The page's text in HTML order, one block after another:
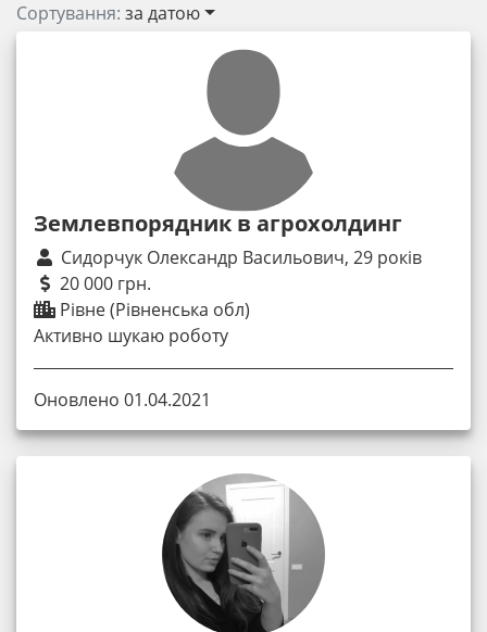
Сортування: за датою
Землевпорядник в агрохолдинг
Сидорчук Олександр Васильович, 29 років
20 000 грн.
Рівне (Рівненська обл)
Активно шукаю роботу
Оновлено 01.04.2021